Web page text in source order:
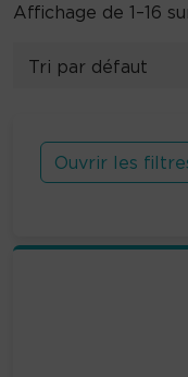
Affichage de 1–16
Ouvrir les